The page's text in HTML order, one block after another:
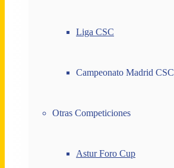
Liga CSC
Campeonato Madrid CSC
Otras Competiciones
Astur Foro Cup